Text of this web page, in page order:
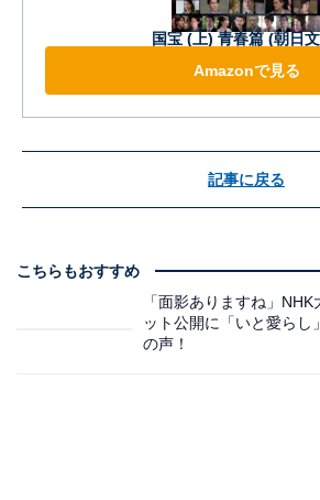
国宝 (上) 青春篇 (朝日
Amazonで見る
記事に戻る
こちらもおすすめ
「面影ありますね」
ット公開に「いと愛らし
の声！